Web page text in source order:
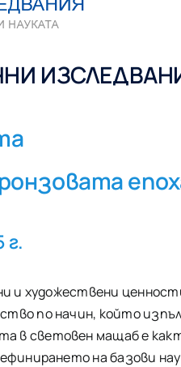
г.
и художествени
по начин, който
в световен мащаб е
на базови